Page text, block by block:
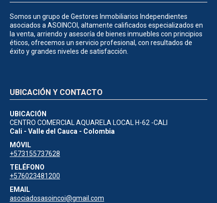
Somos un grupo de Gestores Inmobiliarios Independientes
asociados a ASOINCOI, altamente calificados especializados en
la venta, arriendo y asesoría de bienes inmuebles con principios
éticos, ofrecemos un servicio profesional, con resultados de
éxito y grandes niveles de satisfacción.
UBICACIÓN Y CONTACTO
UBICACIÓN
CENTRO COMERCIAL AQUARELA LOCAL H-62 -CALI
Cali - Valle del Cauca - Colombia
MÓVIL
+573155737628
TELÉFONO
+576023481200
EMAIL
asociadosasoincoi@gmail.com